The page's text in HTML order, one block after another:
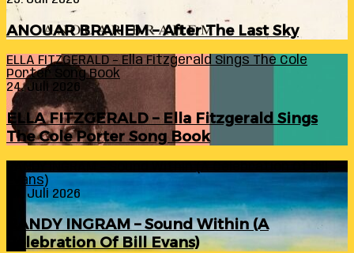
ANOUAR BRAHEM – After The Last Sky
ELLA FITZGERALD – Ella Fitzgerald Sings The Cole
Porter Song Book
24. Juli 2026
ELLA FITZGERALD – Ella Fitzgerald Sings
The Cole Porter Song Book
Evans)
24. Juli 2026
RANDY INGRAM – Sound Within (A
Celebration Of Bill Evans)